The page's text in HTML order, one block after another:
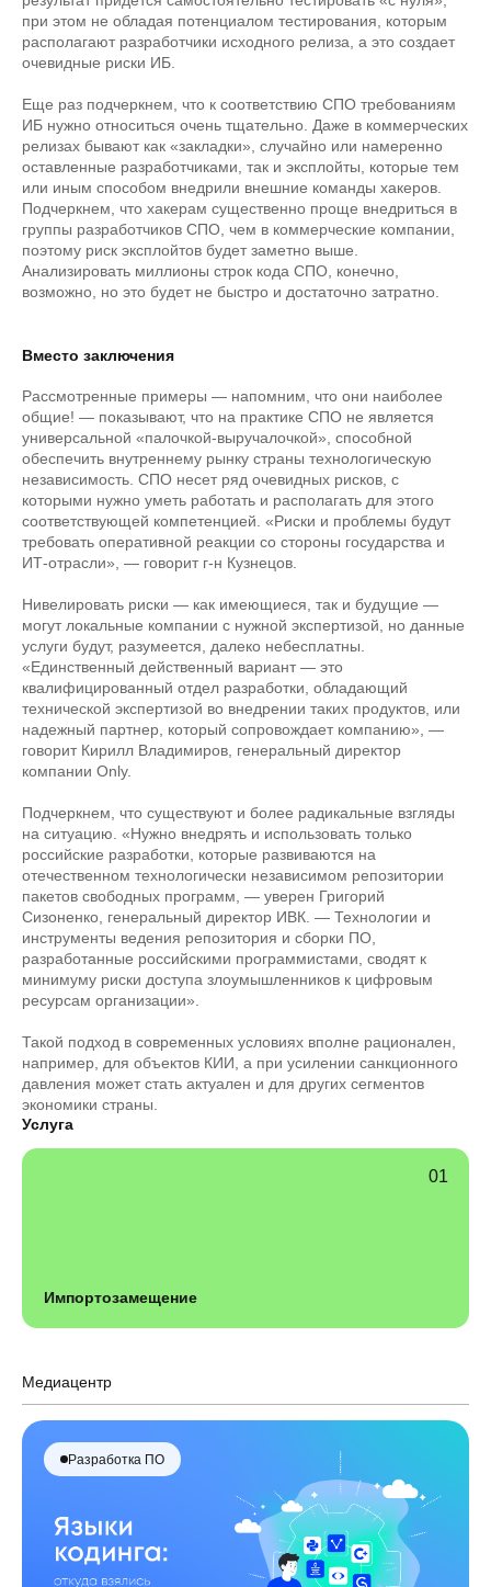
при этом не обладая потенциалом тестирования, которым
располагают разработчики исходного релиза, а это создает
очевидные риски ИБ.
Еще раз подчеркнем, что к соответствию СПО требованиям
ИБ нужно относиться очень тщательно. Даже в коммерческих
релизах бывают как «закладки», случайно или намеренно
оставленные разработчиками, так и эксплойты, которые тем
или иным способом внедрили внешние команды хакеров.
Подчеркнем, что хакерам существенно проще внедриться в
группы разработчиков СПО, чем в коммерческие компании,
поэтому риск эксплойтов будет заметно выше.
Анализировать миллионы строк кода СПО, конечно,
возможно, но это будет не быстро и достаточно затратно.
Вместо заключения
Рассмотренные примеры — напомним, что они наиболее
общие! — показывают, что на практике СПО не является
универсальной «палочкой-выручалочкой», способной
обеспечить внутреннему рынку страны технологическую
независимость. СПО несет ряд очевидных рисков, с
которыми нужно уметь работать и располагать для этого
соответствующей компетенцией. «Риски и проблемы будут
требовать оперативной реакции со стороны государства и
ИТ-отрасли», — говорит г-н Кузнецов.
Нивелировать риски — как имеющиеся, так и будущие —
могут локальные компании с нужной экспертизой, но данные
услуги будут, разумеется, далеко небесплатны.
«Единственный действенный вариант — это
квалифицированный отдел разработки, обладающий
технической экспертизой во внедрении таких продуктов, или
надежный партнер, который сопровождает компанию», —
говорит Кирилл Владимиров, генеральный директор
компании Only.
Подчеркнем, что существуют и более радикальные взгляды
на ситуацию. «Нужно внедрять и использовать только
российские разработки, которые развиваются на
отечественном технологически независимом репозитории
пакетов свободных программ, — уверен Григорий
Сизоненко, генеральный директор ИВК. — Технологии и
инструменты ведения репозитория и сборки ПО,
разработанные российскими программистами, сводят к
минимуму риски доступа злоумышленников к цифровым
ресурсам организации».
Такой подход в современных условиях вполне рационален,
например, для объектов КИИ, а при усилении санкционного
давления может стать актуален и для других сегментов
экономики страны.
Услуга
Импортозамещение
Медиацентр
Разработка ПО